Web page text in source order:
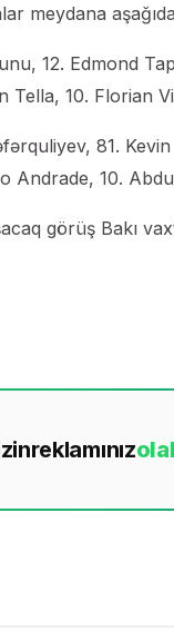
meydana
12. Edmond
Tella, 10. Florian
81.
Andrade, 10.
görüş Bakı
reklamınızola